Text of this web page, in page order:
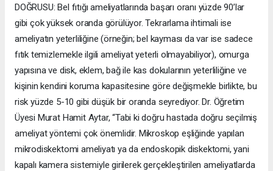
DOĞRUSU: Bel fıtığı ameliyatlarında başarı oranı yüzde 90’lar
gibi çok yüksek oranda görülüyor. Tekrarlama ihtimali ise
ameliyatın yeterliliğine (örneğin; bel kayması da var ise sadece
fıtık temizlemekle ilgili ameliyat yeterli olmayabiliyor), omurga
yapısına ve disk, eklem, bağ ile kas dokularının yeterliliğine ve
kişinin kendini koruma kapasitesine göre değişmekle birlikte, bu
risk yüzde 5-10 gibi düşük bir oranda seyrediyor. Dr. Öğretim
Üyesi Murat Hamit Aytar, “Tabi ki doğru hastada doğru seçilmiş
ameliyat yöntemi çok önemlidir. Mikroskop eşliğinde yapılan
mikrodiskektomi ameliyatı ya da endoskopik diskektomi, yani
kapalı kamera sistemiyle girilerek gerçekleştirilen ameliyatlarda